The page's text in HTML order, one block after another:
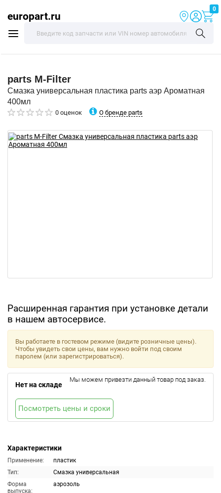
europart.ru
0
parts M-Filter
Смазка универсальная пластика parts аэр Ароматная
400мл
0 оценок О бренде parts
Расширенная гарантия при установке детали
в нашем автосервисе.
Характеристики
Применение:
пластик
Тип:
Смазка универсальная
Форма
выпуска:
аэрозоль
Вы работаете в гостевом режиме (видите розничные цены).
Чтобы увидеть свои цены, вам нужно войти под своим
паролем (или зарегистрироваться).
Нет на складе
Мы можем привезти данный товар под заказ.
Посмотреть цены и сроки